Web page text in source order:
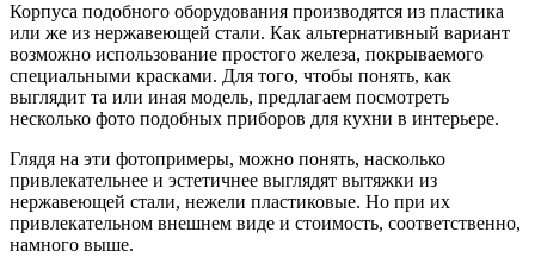
Корпуса подобного оборудования производятся из пластика
или же из нержавеющей стали. Как альтернативный вариант
возможно использование простого железа, покрываемого
специальными красками. Для того, чтобы понять, как
выглядит та или иная модель, предлагаем посмотреть
несколько фото подобных приборов для кухни в интерьере.
Глядя на эти фотопримеры, можно понять, насколько
привлекательнее и эстетичнее выглядят вытяжки из
нержавеющей стали, нежели пластиковые. Но при их
привлекательном внешнем виде и стоимость, соответственно,
намного выше.